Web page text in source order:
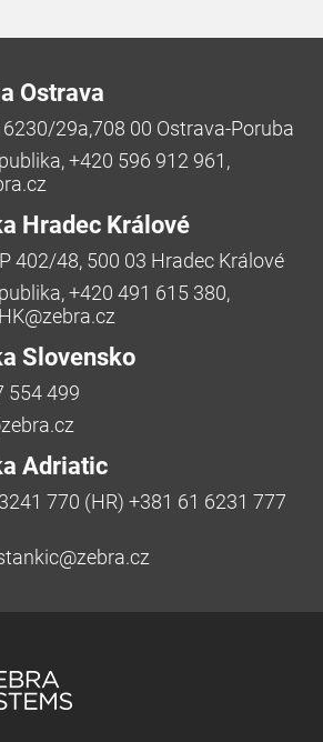
Ostrava
29a,708 00 Ostrava-Poruba
+420 596 912 961,
Hradec Králové
402/48, 500 03 Hradec Králové
+420 491 615 380,
Slovensko
554 499
Adriatic
770 (HR) +381 61 6231 777